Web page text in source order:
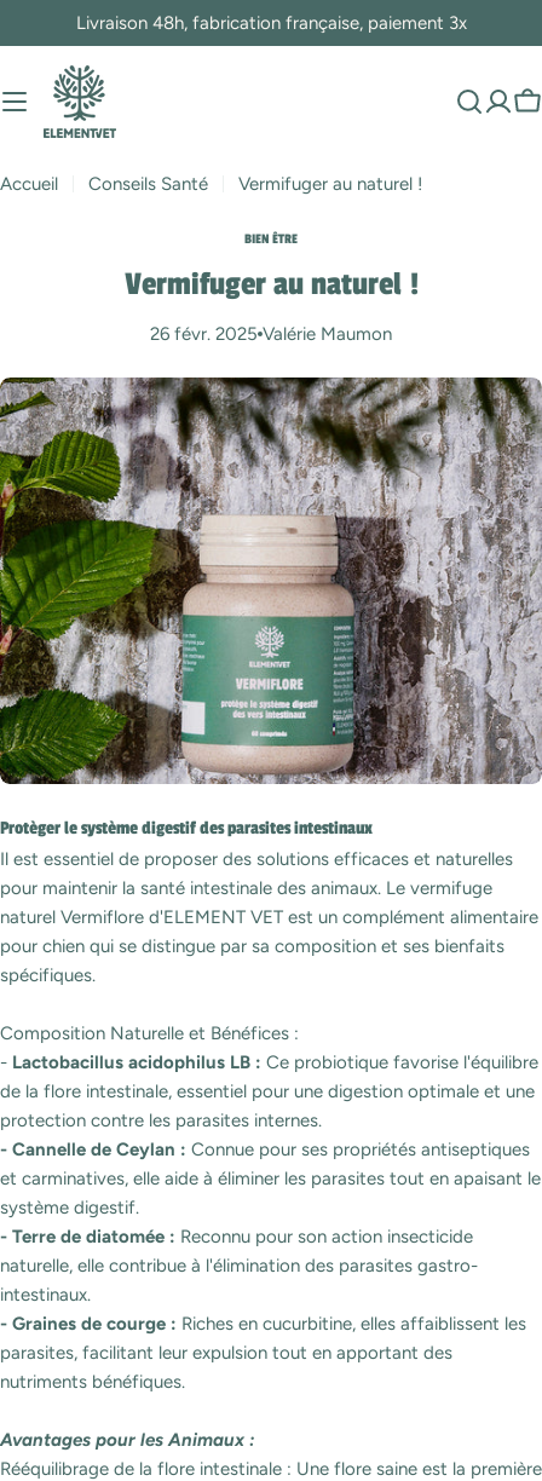
au
contenu
Livraison 48h, fabrication française, paiement 3x
Accueil Conseils Santé Vermifuger au naturel !
BIEN ÊTRE
Vermifuger au naturel !
26 févr. 2025 Valérie Maumon
Protèger le système digestif des parasites intestinaux
Il est essentiel de proposer des solutions efficaces et naturelles
pour maintenir la santé intestinale des animaux. Le vermifuge
naturel Vermiflore d'ELEMENT VET est un complément alimentaire
pour chien qui se distingue par sa composition et ses bienfaits
spécifiques.
Composition Naturelle et Bénéfices :
- Lactobacillus acidophilus LB : Ce probiotique favorise l'équilibre
de la flore intestinale, essentiel pour une digestion optimale et une
protection contre les parasites internes.
- Cannelle de Ceylan : Connue pour ses propriétés antiseptiques
et carminatives, elle aide à éliminer les parasites tout en apaisant le
système digestif.
- Terre de diatomée : Reconnu pour son action insecticide
naturelle, elle contribue à l'élimination des parasites gastro-
intestinaux.
- Graines de courge : Riches en cucurbitine, elles affaiblissent les
parasites, facilitant leur expulsion tout en apportant des
nutriments bénéfiques.
Avantages pour les Animaux :
Rééquilibrage de la flore intestinale : Une flore saine est la première